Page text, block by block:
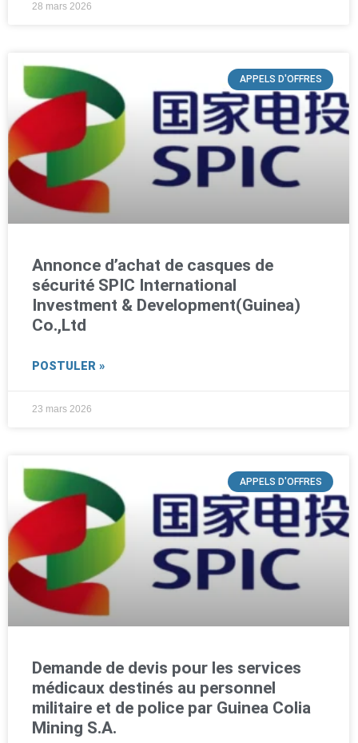
28 mars 2026
APPELS D'OFFRES
Annonce d’achat de casques de
sécurité SPIC International
Investment & Development(Guinea)
Co.,Ltd
POSTULER »
23 mars 2026
APPELS D'OFFRES
Demande de devis pour les services
médicaux destinés au personnel
militaire et de police par Guinea Colia
Mining S.A.